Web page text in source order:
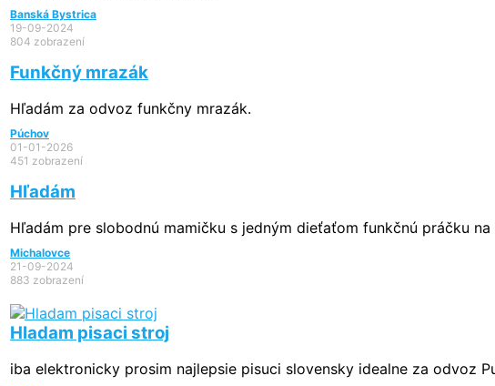
Banská Bystrica
19-09-2024
804 zobrazení
Funkčný mrazák
Hľadám za odvoz funkčny mrazák.
Púchov
01-01-2026
451 zobrazení
Hľadám
Hľadám pre slobodnú mamičku s jedným dieťaťom funkčnú práčku
Michalovce
21-09-2024
883 zobrazení
Hladam pisaci stroj
iba elektronicky prosim najlepsie pisuci slovensky idealne za odvoz